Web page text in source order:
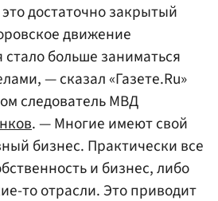
достаточно закрытый
движение
больше заниматься
— сказал «Газете.Ru»
следователь МВД
. — Многие имеют свой
бизнес. Практически все
и бизнес, либо
то отрасли. Это приводит